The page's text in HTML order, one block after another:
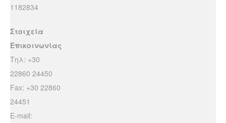
1182834
Στοιχεία
Επικοινωνίας
Τηλ: +30
22860 24450
Fax: +30 22860
24451
E-mail: